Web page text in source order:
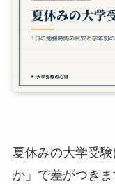
夏休みの大学受
か」で差がつき